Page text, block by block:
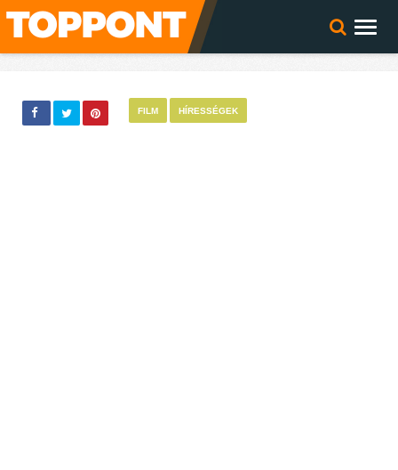
FILM HÍRESSÉGEK